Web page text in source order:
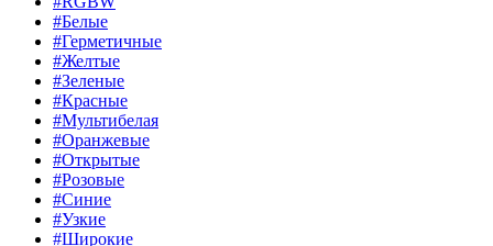
#Белые
#Герметичные
#Желтые
#Зеленые
#Красные
#Мультибелая
#Оранжевые
#Открытые
#Розовые
#Синие
#Узкие
#Широкие